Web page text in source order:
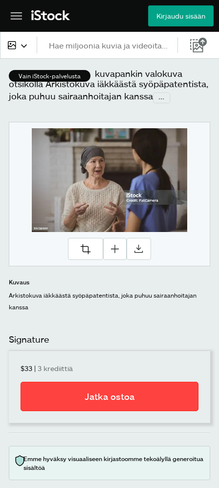
Kirjaudu sisään
Kaikki sisältö
Kuvitukset
Vain iStock-palvelusta
kuvapankin valokuva
otsikolla Arkistokuva iäkkäästä syöpäpatentista,
joka puhuu sairaanhoitajan kanssa
...
Kuvaus
Arkistokuva iäkkäästä syöpäpatentista, joka puhuu sairaanhoitajan
kanssa
Signature
$33 | 3 krediittiä
Jatka ostoa
Emme hyväksy visuaaliseen kirjastoomme tekoälyllä generoitua
sisältöä